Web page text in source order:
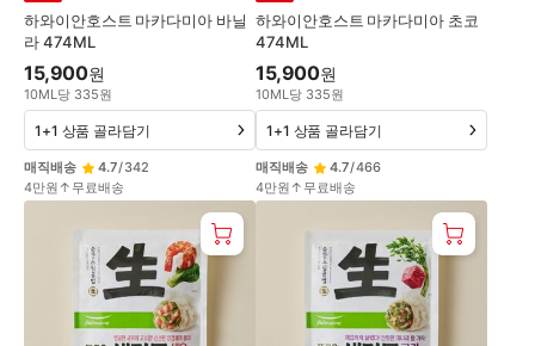
하와이안호스트 마카다미아 바닐
라 474ML
15,900원
10ML당 335원
매직배송 4.7/342
4만원↑무료배송
1+1 상품 골라담기
하와이안호스트 마카다미아 초코
474ML
15,900원
10ML당 335원
매직배송 4.7/466
4만원↑무료배송
1+1 상품 골라담기